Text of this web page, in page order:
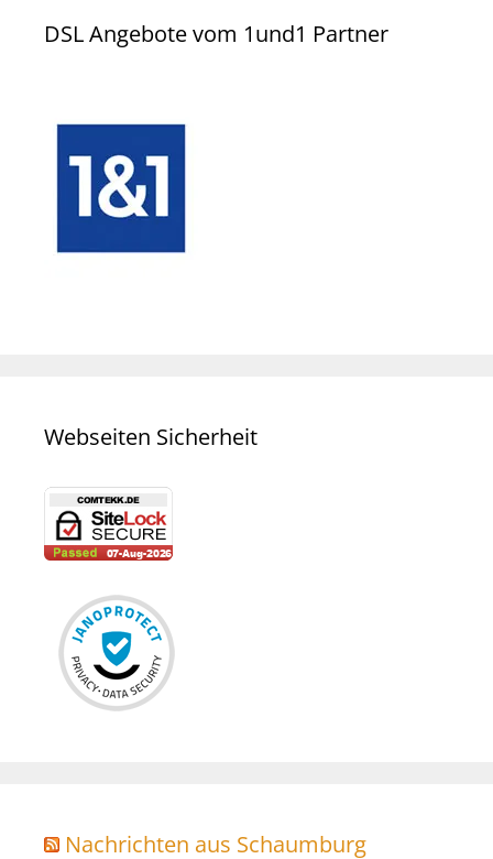
DSL Angebote vom 1und1 Partner
Webseiten Sicherheit
Nachrichten aus Schaumburg